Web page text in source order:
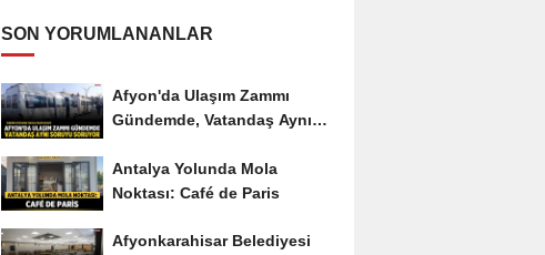
SON YORUMLANANLAR
Afyon'da Ulaşım Zammı
Gündemde, Vatandaş Aynı
Antalya Yolunda Mola
Noktası: Café de Paris
Afyonkarahisar Belediyesi